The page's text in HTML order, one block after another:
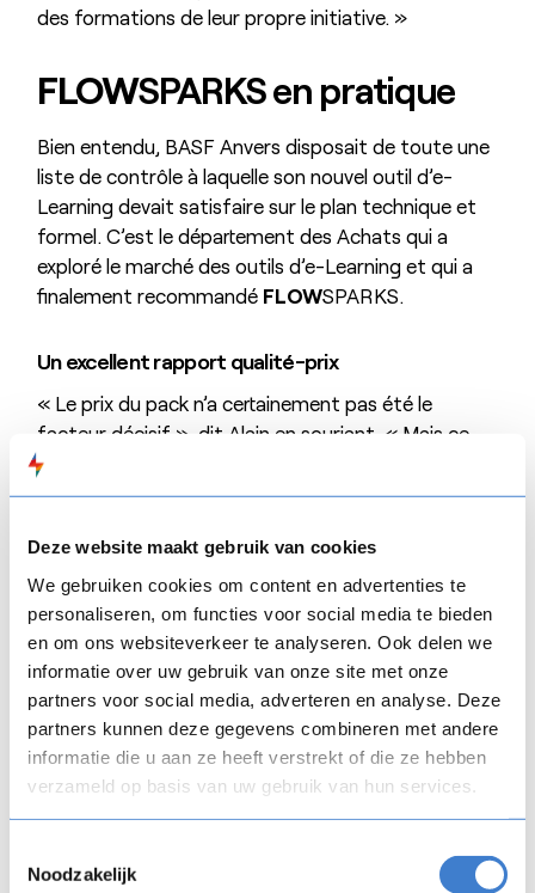
Deze website maakt gebruik van cookies
We gebruiken cookies om content en advertenties te
personaliseren, om functies voor social media te bieden
en om ons websiteverkeer te analyseren. Ook delen we
informatie over uw gebruik van onze site met onze
partners voor social media, adverteren en analyse. Deze
partners kunnen deze gegevens combineren met andere
informatie die u aan ze heeft verstrekt of die ze hebben
verzameld op basis van uw gebruik van hun services.
Noodzakelijk
des formations de leur propre initiative. »
FLOWSPARKS en pratique
Bien entendu, BASF Anvers disposait de toute une
liste de contrôle à laquelle son nouvel outil d’e-
Learning devait satisfaire sur le plan technique et
formel. C’est le département des Achats qui a
exploré le marché des outils d’e-Learning et qui a
finalement recommandé FLOWSPARKS.
Un excellent rapport qualité-prix
« Le prix du pack n’a certainement pas été le
facteur décisif », dit Alain en souriant. « Mais ce
que vous obtenez pour ce prix chez
l’a été. C’est là queFLOWSPARKS a un sérieux
n’avez que du contenu et que vous ne savez, pour
ainsi dire, rien du reste, l’outil vous guide, au moyen
d’un parcours de questions, vers les quatre ou cinq
modèles les plus appropriés pour construire votre
e-Learning et atteindre vos objectifs
d’apprentissage, parmi une large gamme. »
« En remplissant ces modèles, vous savez que
votre module numérique atteindra l’objectif
Learning est interactif. Comme nous n’avions